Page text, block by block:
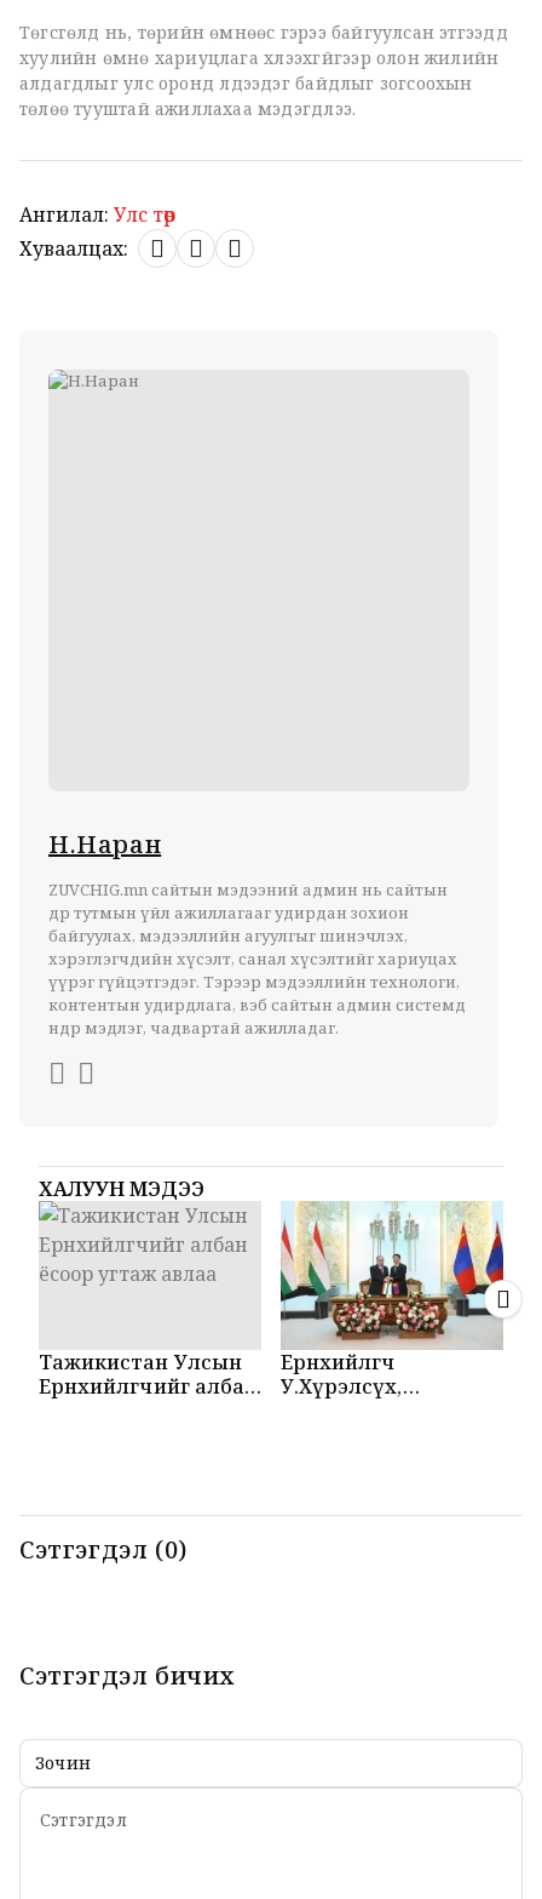
Төгсгөлд нь, төрийн өмнөөс гэрээ байгуулсан этгээдүүд
хуулийн өмнө хариуцлага хүлээхгүйгээр олон жилийн
алдагдлыг улс оронд үлдээдэг байдлыг зогсоохын
төлөө тууштай ажиллахаа мэдэгдлээ.
Ангилал: Улс төр
Хуваалцах:
Н.Наран
ZUVCHIG.mn сайтын мэдээний админ нь сайтын
өдөр тутмын үйл ажиллагааг удирдан зохион
байгуулах, мэдээллийн агуулгыг шинэчлэх,
хэрэглэгчдийн хүсэлт, санал хүсэлтийг хариуцах
үүрэг гүйцэтгэдэг. Тэрээр мэдээллийн технологи,
контентын удирдлага, вэб сайтын админ системд
өндөр мэдлэг, чадвартай ажилладаг.
ХАЛУУН МЭДЭЭ
Тажикистан Улсын
Ерөнхийлөгчийг албан
Ерөнхийлөгч
У.Хүрэлсүх,
Сэтгэгдэл (0)
Сэтгэгдэл бичих